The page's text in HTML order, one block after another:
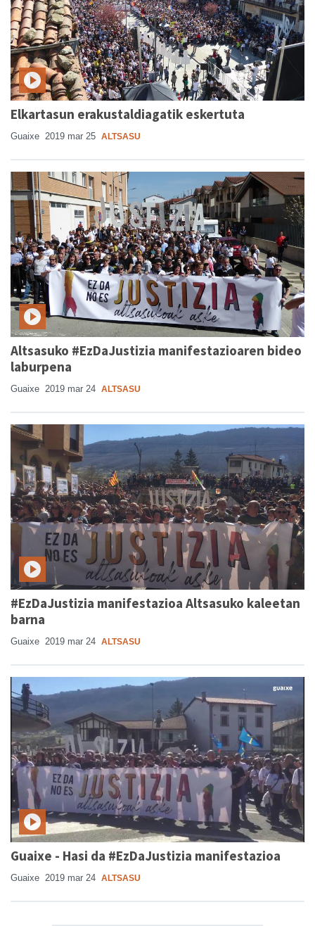
Elkartasun erakustaldiagatik eskertuta
Guaixe 2019 mar 25 ALTSASU
Altsasuko #EzDaJustizia manifestazioaren bideo
laburpena
Guaixe 2019 mar 24 ALTSASU
#EzDaJustizia manifestazioa Altsasuko kaleetan
barna
Guaixe 2019 mar 24 ALTSASU
Guaixe - Hasi da #EzDaJustizia manifestazioa
Guaixe 2019 mar 24 ALTSASU